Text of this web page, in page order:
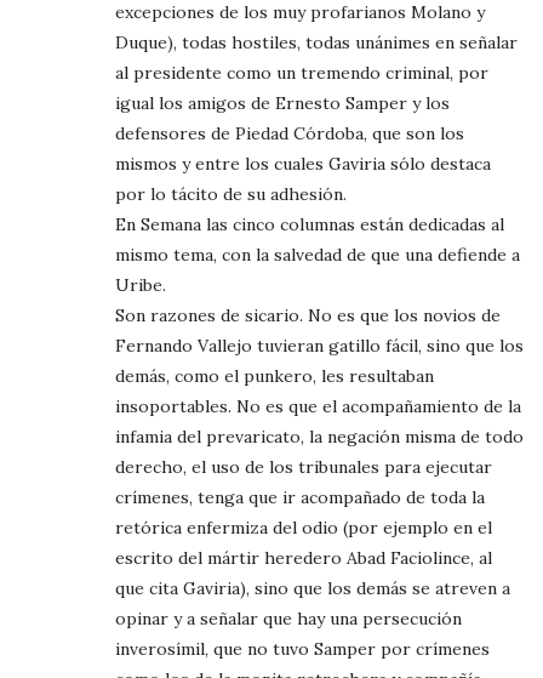
excepciones de los muy profarianos Molano y
Duque), todas hostiles, todas unánimes en señalar
al presidente como un tremendo criminal, por
igual los amigos de Ernesto Samper y los
defensores de Piedad Córdoba, que son los
mismos y entre los cuales Gaviria sólo destaca
por lo tácito de su adhesión.
En Semana las cinco columnas están dedicadas al
mismo tema, con la salvedad de que una defiende a
Uribe.
Son razones de sicario. No es que los novios de
Fernando Vallejo tuvieran gatillo fácil, sino que los
demás, como el punkero, les resultaban
insoportables. No es que el acompañamiento de la
infamia del prevaricato, la negación misma de todo
derecho, el uso de los tribunales para ejecutar
crímenes, tenga que ir acompañado de toda la
retórica enfermiza del odio (por ejemplo en el
escrito del mártir heredero Abad Faciolince, al
que cita Gaviria), sino que los demás se atreven a
opinar y a señalar que hay una persecución
inverosímil, que no tuvo Samper por crímenes